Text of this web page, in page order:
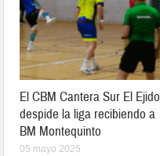
El CBM Cantera Sur El Ejido
despide la liga recibiendo a
BM Montequinto
05 mayo 2025